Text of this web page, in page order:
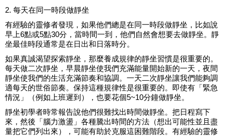
2. 每天在同一時段做靜坐
有經驗的靈修者發現，如果他們總是在同一時段做靜坐，比如說
早上6點或5點30分，當時間一到，他們自然會想要去做靜坐。靜
坐最佳時段通常是在日出和日落時分。
如果真誠渴望探索靜坐，那麼養成規律的靜坐習慣是很重要的。
每天做二次靜坐，早晨靜坐使我們充滿能量開始新的一天，夜間
靜坐使我們的生活充滿節奏和協調。一天二次靜坐讓我們能夠調
適每天的世俗節奏。保持這種規律性是很重要的。即使有「緊急
情況」（例如上班遲到），也要花個5~10分鐘做靜坐。
靜坐初學者時常報告說他們很難找出時間做靜坐。把日程寫下
來，然後「腦力激盪」各種騰出時間的方法（想出可能性並且盡
量把它們列出來），可能有助於克服這困難階段。有經驗的靈修